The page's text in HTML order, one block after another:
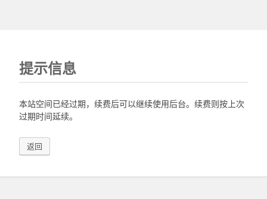
提示信息
本站空间已经过期，续费后可以继续使用后台。续费则按上次
过期时间延续。
返回